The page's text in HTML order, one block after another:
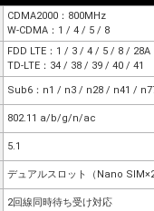
CDMA2000：800MHz
W-CDMA：1 / 4 / 5 / 8
FDD LTE：1 / 3 / 4 / 5 / 8 / 28A
TD-LTE：34 / 38 / 39 / 40 / 41
Sub6：n1 / n3 / n28 / n41 /
802.11 a/b/g/n/ac
5.1
デュアルスロット（Nano SIM×2
2回線同時待ち受け対応